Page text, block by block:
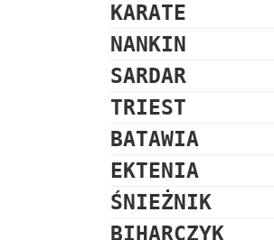
KARATE
NANKIN
SARDAR
TRIEST
BATAWIA
EKTENIA
ŚNIEŻNIK
BIHARCZYK